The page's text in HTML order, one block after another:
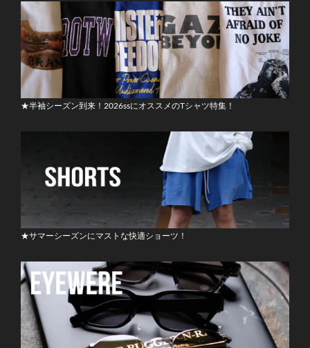
★半袖シーズン到来！2026ssにオススメのTシャツ特集！
★サマーシーズンにマストな快適ショーツ！